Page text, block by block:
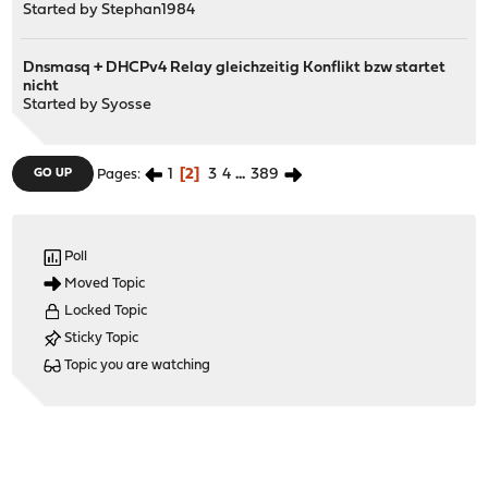
Started byStephan1984
Dnsmasq + DHCPv4 Relay gleichzeitig Konflikt bzw startet
nicht
Started bySyosse
GO UP Pages 1 2 3 4 ... 389
Poll
Moved Topic
Locked Topic
Sticky Topic
Topic you are watching